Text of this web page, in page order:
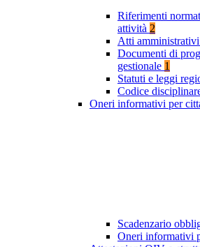
Riferimenti
attività 2
Atti
Documenti di
gestionale 1
Statuti e leggi
Codice
Oneri informativi per
Scadenzario
Oneri informativi